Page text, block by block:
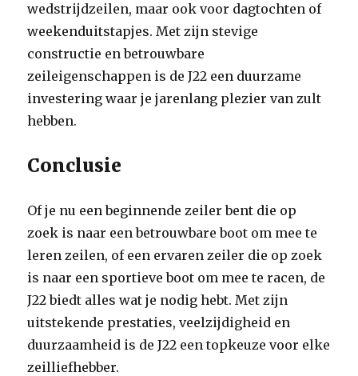
wedstrijdzeilen, maar ook voor dagtochten of
weekenduitstapjes. Met zijn stevige
constructie en betrouwbare
zeileigenschappen is de J22 een duurzame
investering waar je jarenlang plezier van zult
hebben.
Conclusie
Of je nu een beginnende zeiler bent die op
zoek is naar een betrouwbare boot om mee te
leren zeilen, of een ervaren zeiler die op zoek
is naar een sportieve boot om mee te racen, de
J22 biedt alles wat je nodig hebt. Met zijn
uitstekende prestaties, veelzijdigheid en
duurzaamheid is de J22 een topkeuze voor elke
zeilliefhebber.